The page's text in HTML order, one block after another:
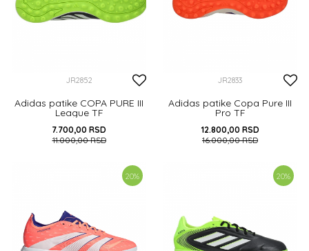
JR2852
Adidas patike COPA PURE III
League TF
7.700,00 RSD
11.000,00RSD
42
DODAJ U KORPU
JR2833
Adidas patike Copa Pure III
Pro TF
12.800,00 RSD
16.000,00RSD
20% 20%